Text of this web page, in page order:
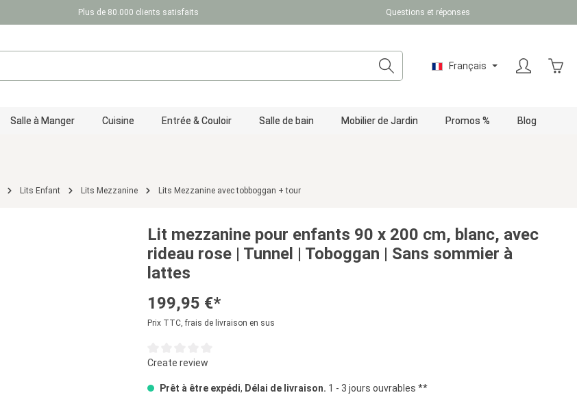
Plus de 80.000 clients satisfaits Questions et réponses
Français
Salle à Manger Cuisine Entrée & Couloir Salle de bain Mobilier de Jardin Promos % Blog
Lits Enfant Lits Mezzanine Lits Mezzanine avec tobboggan + tour
Lit mezzanine pour enfants 90 x 200 cm, blanc, avec
rideau rose | Tunnel | Toboggan | Sans sommier à
lattes
199,95 €*
Prix TTC, frais de livraison en sus
Note moyenne de 0 sur 5 étoiles
Create review
Prêt à être expédi, Délai de livraison. 1 - 3 jours ouvrables **